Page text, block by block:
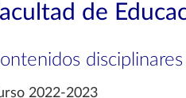
de
2022-2023